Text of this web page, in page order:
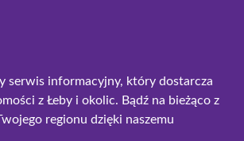
serwis informacyjny, który dostarcza
z Łeby i okolic. Bądź na bieżąco z
regionu dzięki naszemu